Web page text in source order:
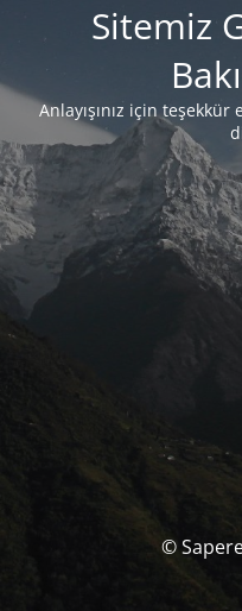
Sitemiz
Anlayışınız için
©